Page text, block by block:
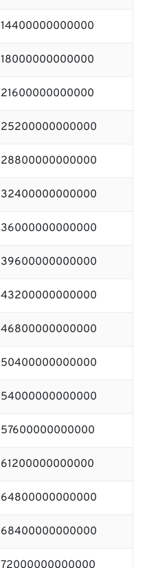
14400000000000
18000000000000
21600000000000
25200000000000
28800000000000
32400000000000
36000000000000
39600000000000
43200000000000
46800000000000
50400000000000
54000000000000
57600000000000
61200000000000
64800000000000
68400000000000
72000000000000